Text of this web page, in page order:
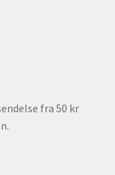
fra 50 kr